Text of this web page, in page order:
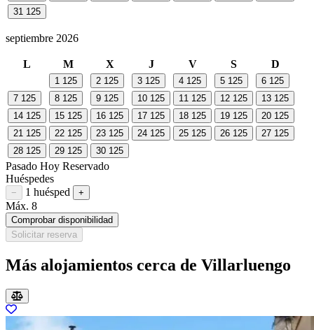
31 125
septiembre 2026
L M X J V S D
1 125 2 125 3 125 4 125 5 125 6 125
7 125 8 125 9 125 10 125 11 125 12 125 13 125
14 125 15 125 16 125 17 125 18 125 19 125 20 125
21 125 22 125 23 125 24 125 25 125 26 125 27 125
28 125 29 125 30 125
Pasado Hoy Reservado
Huéspedes
Restar huésped
− 1 huésped Sumar huésped
+
Máx. 8
Comprobar disponibilidad
Solicitar reserva
Más alojamientos cerca de Villarluengo